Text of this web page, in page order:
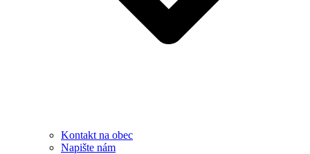
Kontakt na obec
Napište nám